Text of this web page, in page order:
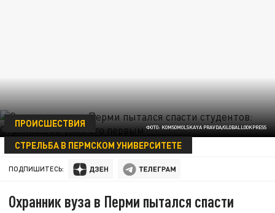
ФОТО: KOMSOMOLSKAYA PRAVDA/GLOBALLOOKPRESS
ПРОИСШЕСТВИЯ
СТРЕЛЬБА В ПЕРМСКОМ УНИВЕРСИТЕТЕ
20 СЕНТЯБРЯ 12:05
ПОДПИШИТЕСЬ:
Охранник вуза в Перми пытался спасти